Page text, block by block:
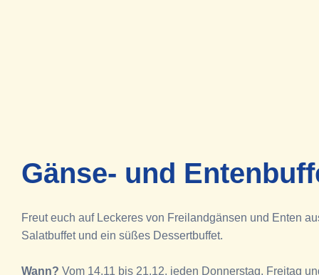
Gänse- und
Freut euch auf Leckeres von Freilandgänsen und Enten
Salatbuffet und ein süßes Dessertbuffet.
Wann? Vom 14.11 bis 21.12. jeden Donnerstag, Freitag